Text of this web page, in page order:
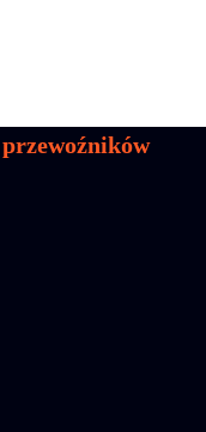
przewoźników